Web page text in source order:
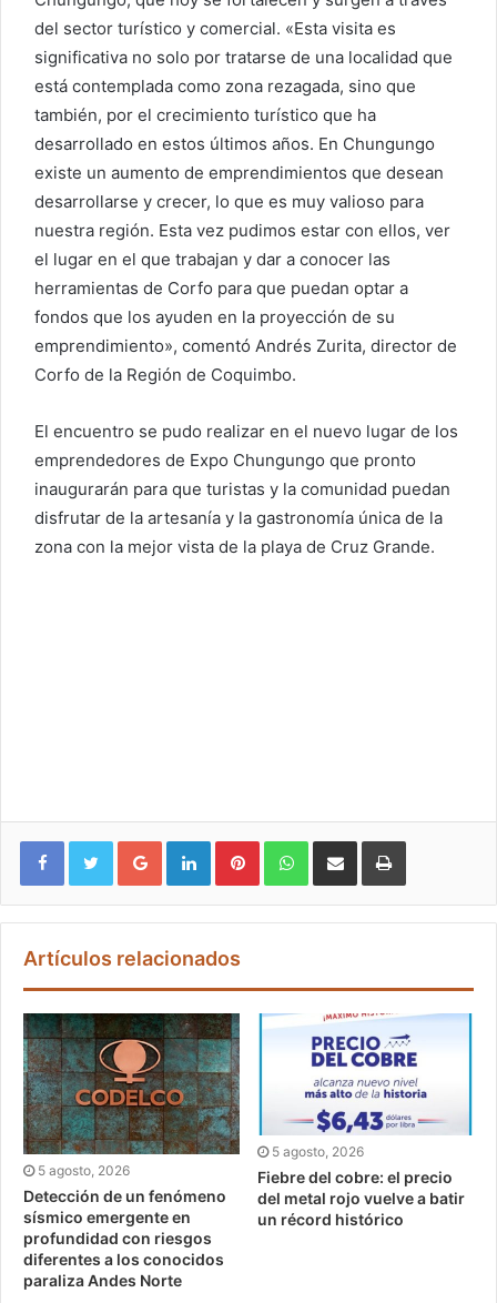
del sector turístico y comercial. «Esta visita es
significativa no solo por tratarse de una localidad que
está contemplada como zona rezagada, sino que
también, por el crecimiento turístico que ha
desarrollado en estos últimos años. En Chungungo
existe un aumento de emprendimientos que desean
desarrollarse y crecer, lo que es muy valioso para
nuestra región. Esta vez pudimos estar con ellos, ver
el lugar en el que trabajan y dar a conocer las
herramientas de Corfo para que puedan optar a
fondos que los ayuden en la proyección de su
emprendimiento», comentó Andrés Zurita, director de
Corfo de la Región de Coquimbo.
El encuentro se pudo realizar en el nuevo lugar de los
emprendedores de Expo Chungungo que pronto
inaugurarán para que turistas y la comunidad puedan
disfrutar de la artesanía y la gastronomía única de la
zona con la mejor vista de la playa de Cruz Grande.
Google+ LinkedIn Pinterest WhatsApp
Artículos relacionados
5 agosto, 2026
Detección de un fenómeno
sísmico emergente en
profundidad con riesgos
diferentes a los conocidos
paraliza Andes Norte
5 agosto, 2026
Fiebre del cobre: el precio
del metal rojo vuelve a batir
un récord histórico